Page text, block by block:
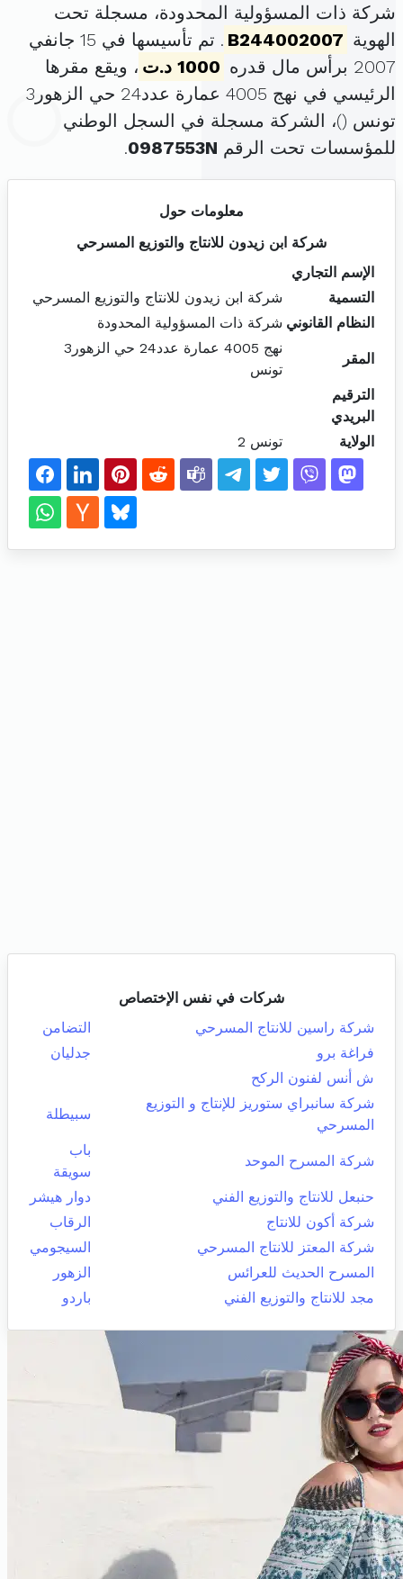
شركة ذات المسؤولية المحدودة، مسجلة تحت
الهوية B244002007
. تم تأسيسها في 15 جانفي
2007 برأس مال قدره
1000 د.ت
، ويقع مقرها
الرئيسي في نهج 4005 عمارة عدد24 حي الزهور3
تونس ()، الشركة مسجلة في السجل الوطني
للمؤسسات تحت الرقم 0987553N
.
معلومات حول
شركة ابن زيدون للانتاج والتوزيع المسرحي
الإسم التجاري
التسمية
شركة ابن زيدون للانتاج والتوزيع المسرحي
النظام القانوني شركة ذات المسؤولية المحدودة
المقر
نهج 4005 عمارة عدد24 حي الزهور3
تونس
الترقيم
البريدي
الولاية
تونس 2
شركات في نفس الإختصاص
شركة راسين للانتاج المسرحي
التضامن
فراغة برو
جدليان
ش أنس لفنون الركح
شركة سانبراي ستوريز للإنتاج و التوزيع
المسرحي
سبيطلة
شركة المسرح الموحد
باب
سويقة
حنبعل للانتاج والتوزيع الفني
دوار هيشر
شركة أكون للانتاج
الرقاب
شركة المعتز للانتاج المسرحي
السيجومي
المسرح الحديث للعرائس
الزهور
مجد للانتاج والتوزيع الفني
باردو